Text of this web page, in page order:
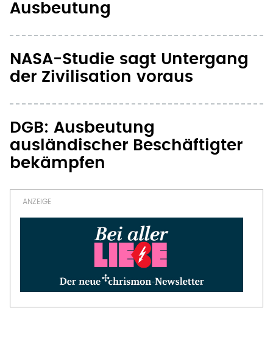
Ausbeutung
NASA-Studie sagt Untergang
der Zivilisation voraus
DGB: Ausbeutung
ausländischer Beschäftigter
bekämpfen